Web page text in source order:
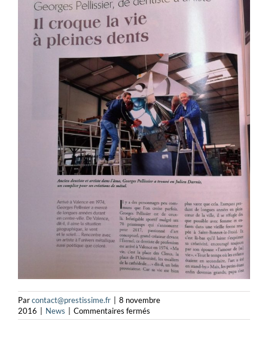
Parcontact@prestissime.fr
8 novembre
2016
News Commentaires fermés
Vivre